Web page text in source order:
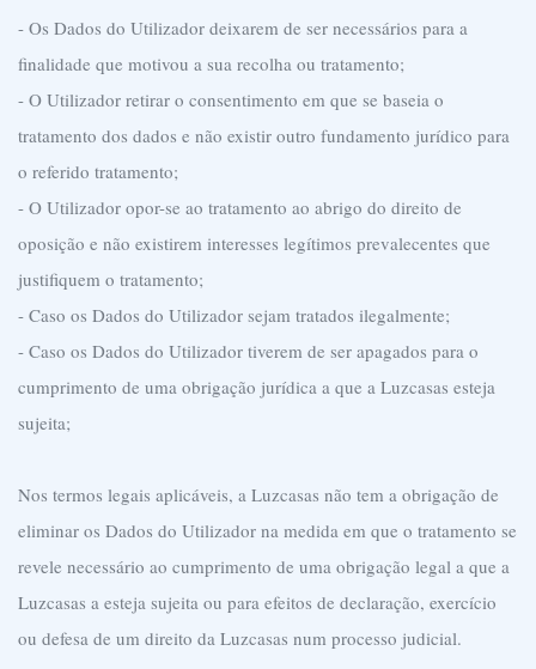
- Os Dados do Utilizador deixarem de ser necessários para a
finalidade que motivou a sua recolha ou tratamento;
- O Utilizador retirar o consentimento em que se baseia o
tratamento dos dados e não existir outro fundamento jurídico para
o referido tratamento;
- O Utilizador opor-se ao tratamento ao abrigo do direito de
oposição e não existirem interesses legítimos prevalecentes que
justifiquem o tratamento;
- Caso os Dados do Utilizador sejam tratados ilegalmente;
- Caso os Dados do Utilizador tiverem de ser apagados para o
cumprimento de uma obrigação jurídica a que a Luzcasas esteja
sujeita;
Nos termos legais aplicáveis, a Luzcasas não tem a obrigação de
eliminar os Dados do Utilizador na medida em que o tratamento se
revele necessário ao cumprimento de uma obrigação legal a que a
Luzcasas a esteja sujeita ou para efeitos de declaração, exercício
ou defesa de um direito da Luzcasas num processo judicial.